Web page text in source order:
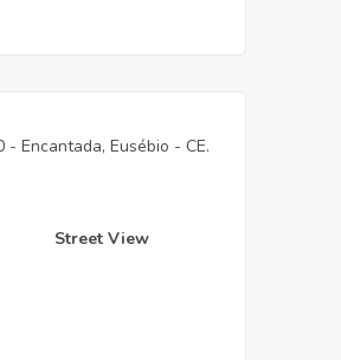
- Encantada, Eusébio - CE.
Street View